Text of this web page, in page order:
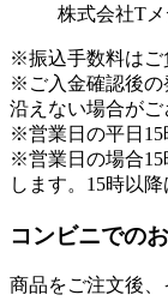
株式会社T
※振込手数料はご
※ご入金確認後の
沿えない場合がご
※営業日の平日15
※営業日の場合15
します。15時以
コンビニでの
商品をご注文後